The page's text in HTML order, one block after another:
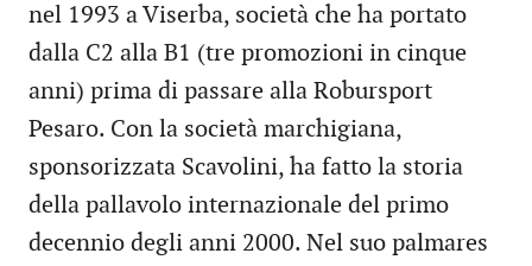
nel 1993 a Viserba, società che ha portato
dalla C2 alla B1 (tre promozioni in cinque
anni) prima di passare alla Robursport
Pesaro. Con la società marchigiana,
sponsorizzata Scavolini, ha fatto la storia
della pallavolo internazionale del primo
decennio degli anni 2000. Nel suo palmares